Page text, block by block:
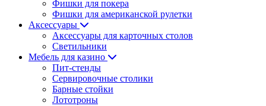
Фишки для покера
Фишки для американской рулетки
Аксессуары
Аксессуары для карточных столов
Светильники
Мебель для казино
Пит-стенды
Сервировочные столики
Барные стойки
Лототроны